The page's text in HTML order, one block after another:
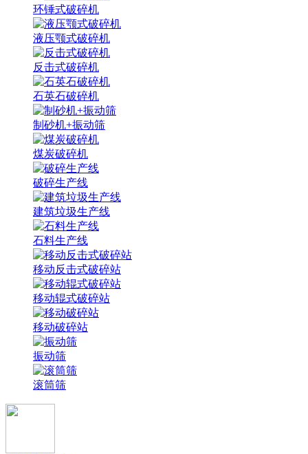
环锤式破碎机
液压颚式破碎机
反击式破碎机
石英石破碎机
制砂机+振动筛
煤炭破碎机
破碎生产线
建筑垃圾生产线
石料生产线
移动反击式破碎站
移动辊式破碎站
移动破碎站
振动筛
滚筒筛